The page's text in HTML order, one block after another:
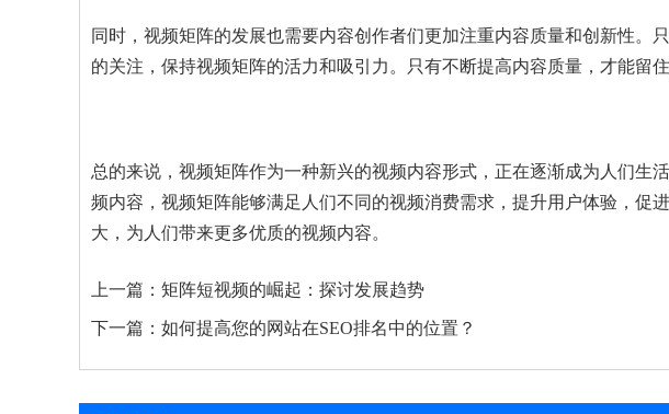
同时，视频矩阵的发展也需要内容创作者们更加注重内容质量和创新性。
的关注，保持视频矩阵的活力和吸引力。只有不断提高内容质量，才能留
总的来说，视频矩阵作为一种新兴的视频内容形式，正在逐渐成为人们生
频内容，视频矩阵能够满足人们不同的视频消费需求，提升用户体验，促
大，为人们带来更多优质的视频内容。
上一篇： 矩阵短视频的崛起：探讨发展趋势
下一篇： 如何提高您的网站在SEO排名中的位置？